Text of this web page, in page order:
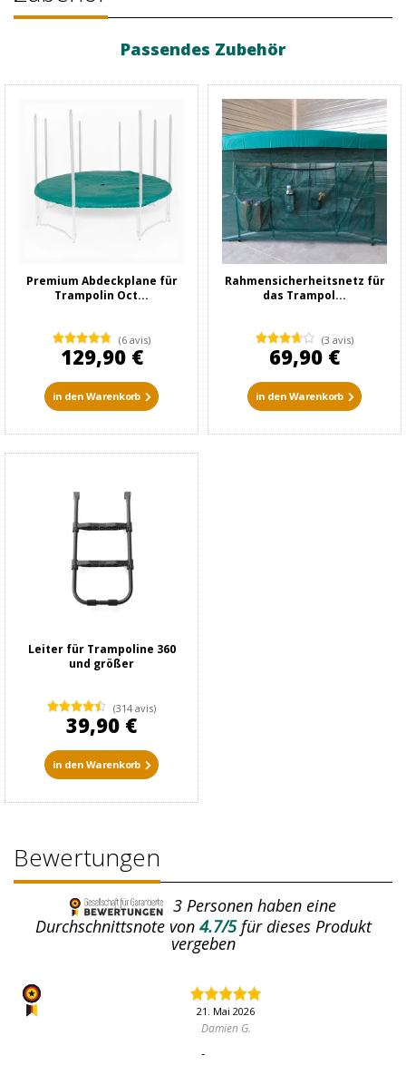
Passendes Zubehör
Premium Abdeckplane für
Trampolin Oct...
(6 avis)
129,90 €
in den Warenkorb
Rahmensicherheitsnetz für
das Trampol...
(3 avis)
69,90 €
in den Warenkorb
Leiter für Trampoline 360
und größer
(314 avis)
39,90 €
in den Warenkorb
Bewertungen
3 Personen haben eine
Durchschnittsnote von4.7/5für dieses Produkt
vergeben
21. Mai 2026
Damien G.
-